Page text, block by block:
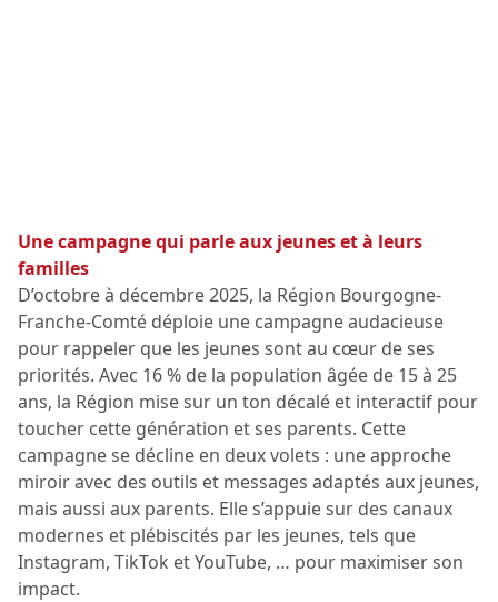
Une campagne qui parle aux jeunes et à leurs
familles
D’octobre à décembre 2025, la Région Bourgogne-
Franche-Comté déploie une campagne audacieuse
pour rappeler que les jeunes sont au cœur de ses
priorités. Avec 16 % de la population âgée de 15 à 25
ans, la Région mise sur un ton décalé et interactif pour
toucher cette génération et ses parents. Cette
campagne se décline en deux volets : une approche
miroir avec des outils et messages adaptés aux jeunes,
mais aussi aux parents. Elle s’appuie sur des canaux
modernes et plébiscités par les jeunes, tels que
Instagram, TikTok et YouTube, … pour maximiser son
impact.